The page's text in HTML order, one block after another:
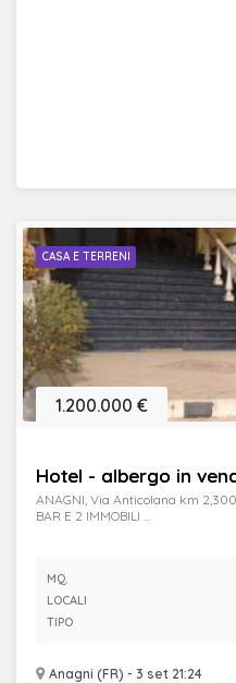
CASA E TERRENI
Hotel - albergo in
Anagni (FR) - 3 set 21:24
1.200.000 €
ANAGNI, Via Anticolana km 2,300
BAR E 2 IMMOBILI ...
MQ.
LOCALI
TIPO